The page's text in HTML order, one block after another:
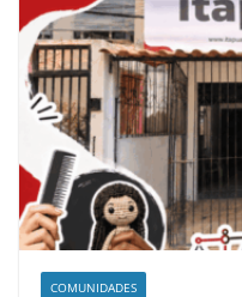
COMUNIDADES